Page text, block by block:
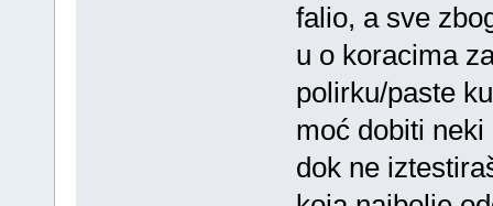
falio, a sve
u o koracima
polirku/paste
moć dobiti
dok ne